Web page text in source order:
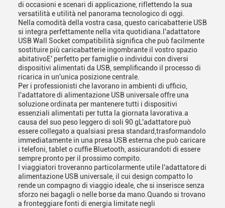
di occasioni e scenari di applicazione, riflettendo la sua
versatilità e utilità nel panorama tecnologico di oggi.
Nella comodità della vostra casa, questo caricabatterie USB
si integra perfettamente nella vita quotidiana.l'adattatore
USB Wall Socket compatibilità significa che può facilmente
sostituire più caricabatterie ingombrante il vostro spazio
abitativoE' perfetto per famiglie o individui con diversi
dispositivi alimentati da USB, semplificando il processo di
ricarica in un'unica posizione centrale.
Per i professionisti che lavorano in ambienti di ufficio,
l'adattatore di alimentazione USB universale offre una
soluzione ordinata per mantenere tutti i dispositivi
essenziali alimentati per tutta la giornata lavorativa.a
causa del suo peso leggero di soli 90 gL'adattatore può
essere collegato a qualsiasi presa standard,trasformandolo
immediatamente in una presa USB esterna che può caricare
i telefoni, tablet o cuffie Bluetooth, assicurandoti di essere
sempre pronto per il prossimo compito.
I viaggiatori troveranno particolarmente utile l'adattatore di
alimentazione USB universale, il cui design compatto lo
rende un compagno di viaggio ideale, che si inserisce senza
sforzo nei bagagli o nelle borse da mano.Quando si trovano
a fronteggiare fonti di energia limitate negli